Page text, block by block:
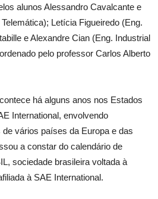
alunos Alessandro Cavalcante e
Letícia Figueiredo (Eng.
e Alexandre Cian (Eng. Industrial
pelo professor Carlos Alberto
há alguns anos nos Estados
International, envolvendo
vários países da Europa e das
a constar do calendário de
sociedade brasileira voltada à
à SAE International.